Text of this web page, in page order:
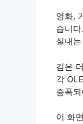
영화,
습니
실내
검은
각
증폭
이 화